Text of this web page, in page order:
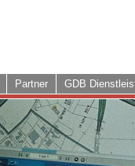
Partner GDB